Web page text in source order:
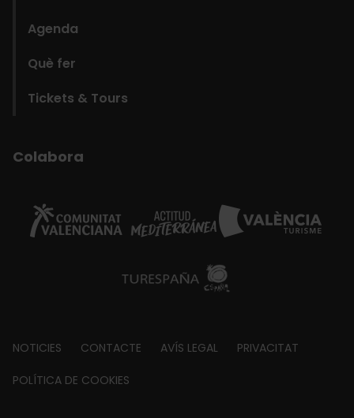
Agenda
Què fer
Tickets & Tours
Colabora
Footer
about
NOTICIES CONTACTE AVÍS LEGAL PRIVACITAT
POLÍTICA DE COOKIES